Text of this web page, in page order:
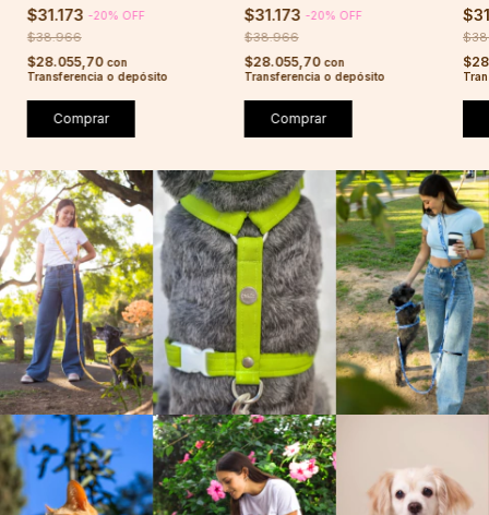
$31.173 -20% OFF
$38.966
$28.055,70 con
Transferencia o depósito
Comprar
$31.173-20%OFF
$38.966
$28.055,70con
Transferencia o depósito
Comprar